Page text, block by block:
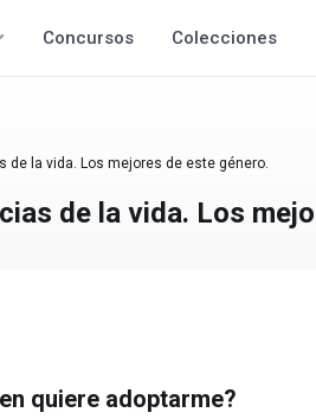
Concursos Colecciones
de la vida. Los mejores de este género.
de la vida. Los
quiere adoptarme?